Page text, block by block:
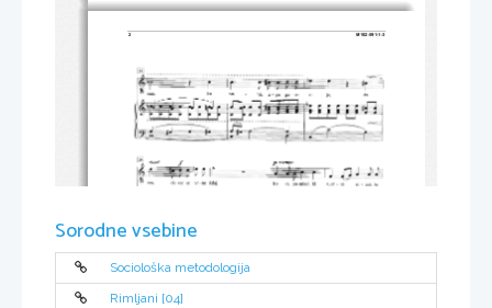
2 M102-591-1-3
Sorodne vsebine
Sociološka metodologija
Rimljani [04]